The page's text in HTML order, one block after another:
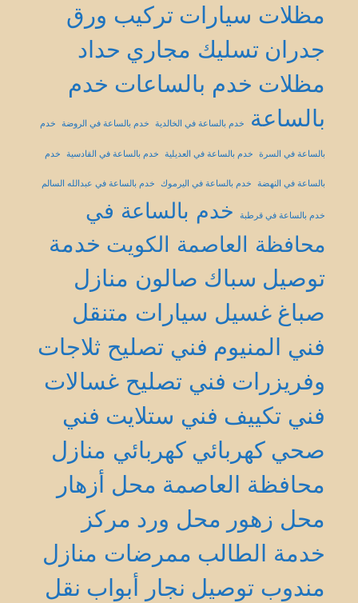
مظلات سيارات تركيب ورق
جدران تسليك مجاري حداد
مظلات خدم بالساعات خدم
بالساعة
خدم بالساعة في الخالدية خدم بالساعة في الروضة خدم
بالساعة في السرة خدم بالساعة في العديلية خدم بالساعة في القادسية خدم
بالساعة في النهضة خدم بالساعة في اليرموك خدم بالساعة في عبدالله السالم
خدم بالساعة في قرطبة
خدم بالساعة في
محافظة العاصمة الكويت خدمة
توصيل سباك صالون منازل
صباغ غسيل سيارات متنقل
فني المنيوم فني تصليح ثلاجات
وفريزرات فني تصليح غسالات
فني تكييف فني ستلايت فني
صحي كهربائي كهربائي منازل
محافظة العاصمة محل أزهار
محل زهور محل ورد مركز
خدمة الطالب ممرضات منازل
مندوب توصيل نجار أبواب نقل